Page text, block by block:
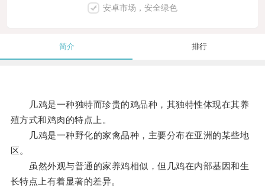
安卓市场，安全绿色
简介 排行
几鸡是一种独特而珍贵的鸡品种，其独特性体现在其养
殖方式和鸡肉的特点上。
几鸡是一种野化的家禽品种，主要分布在亚洲的某些地
区。
虽然外观与普通的家养鸡相似，但几鸡在内部基因和生
长特点上有着显著的差异。